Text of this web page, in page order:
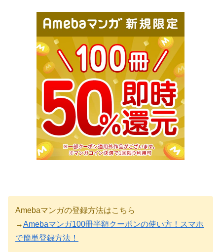
Amebaマンガの登録方法はこちら
→Amebaマンガ100冊半額クーポンの使い方！スマホ
で簡単登録方法！